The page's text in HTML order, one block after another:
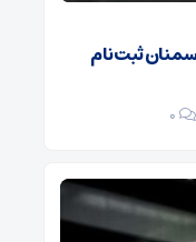
۱۴۰۵ در استان سمنان ثبت نام
۰